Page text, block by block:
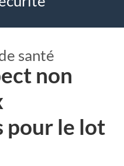
santé
non
pour le lot